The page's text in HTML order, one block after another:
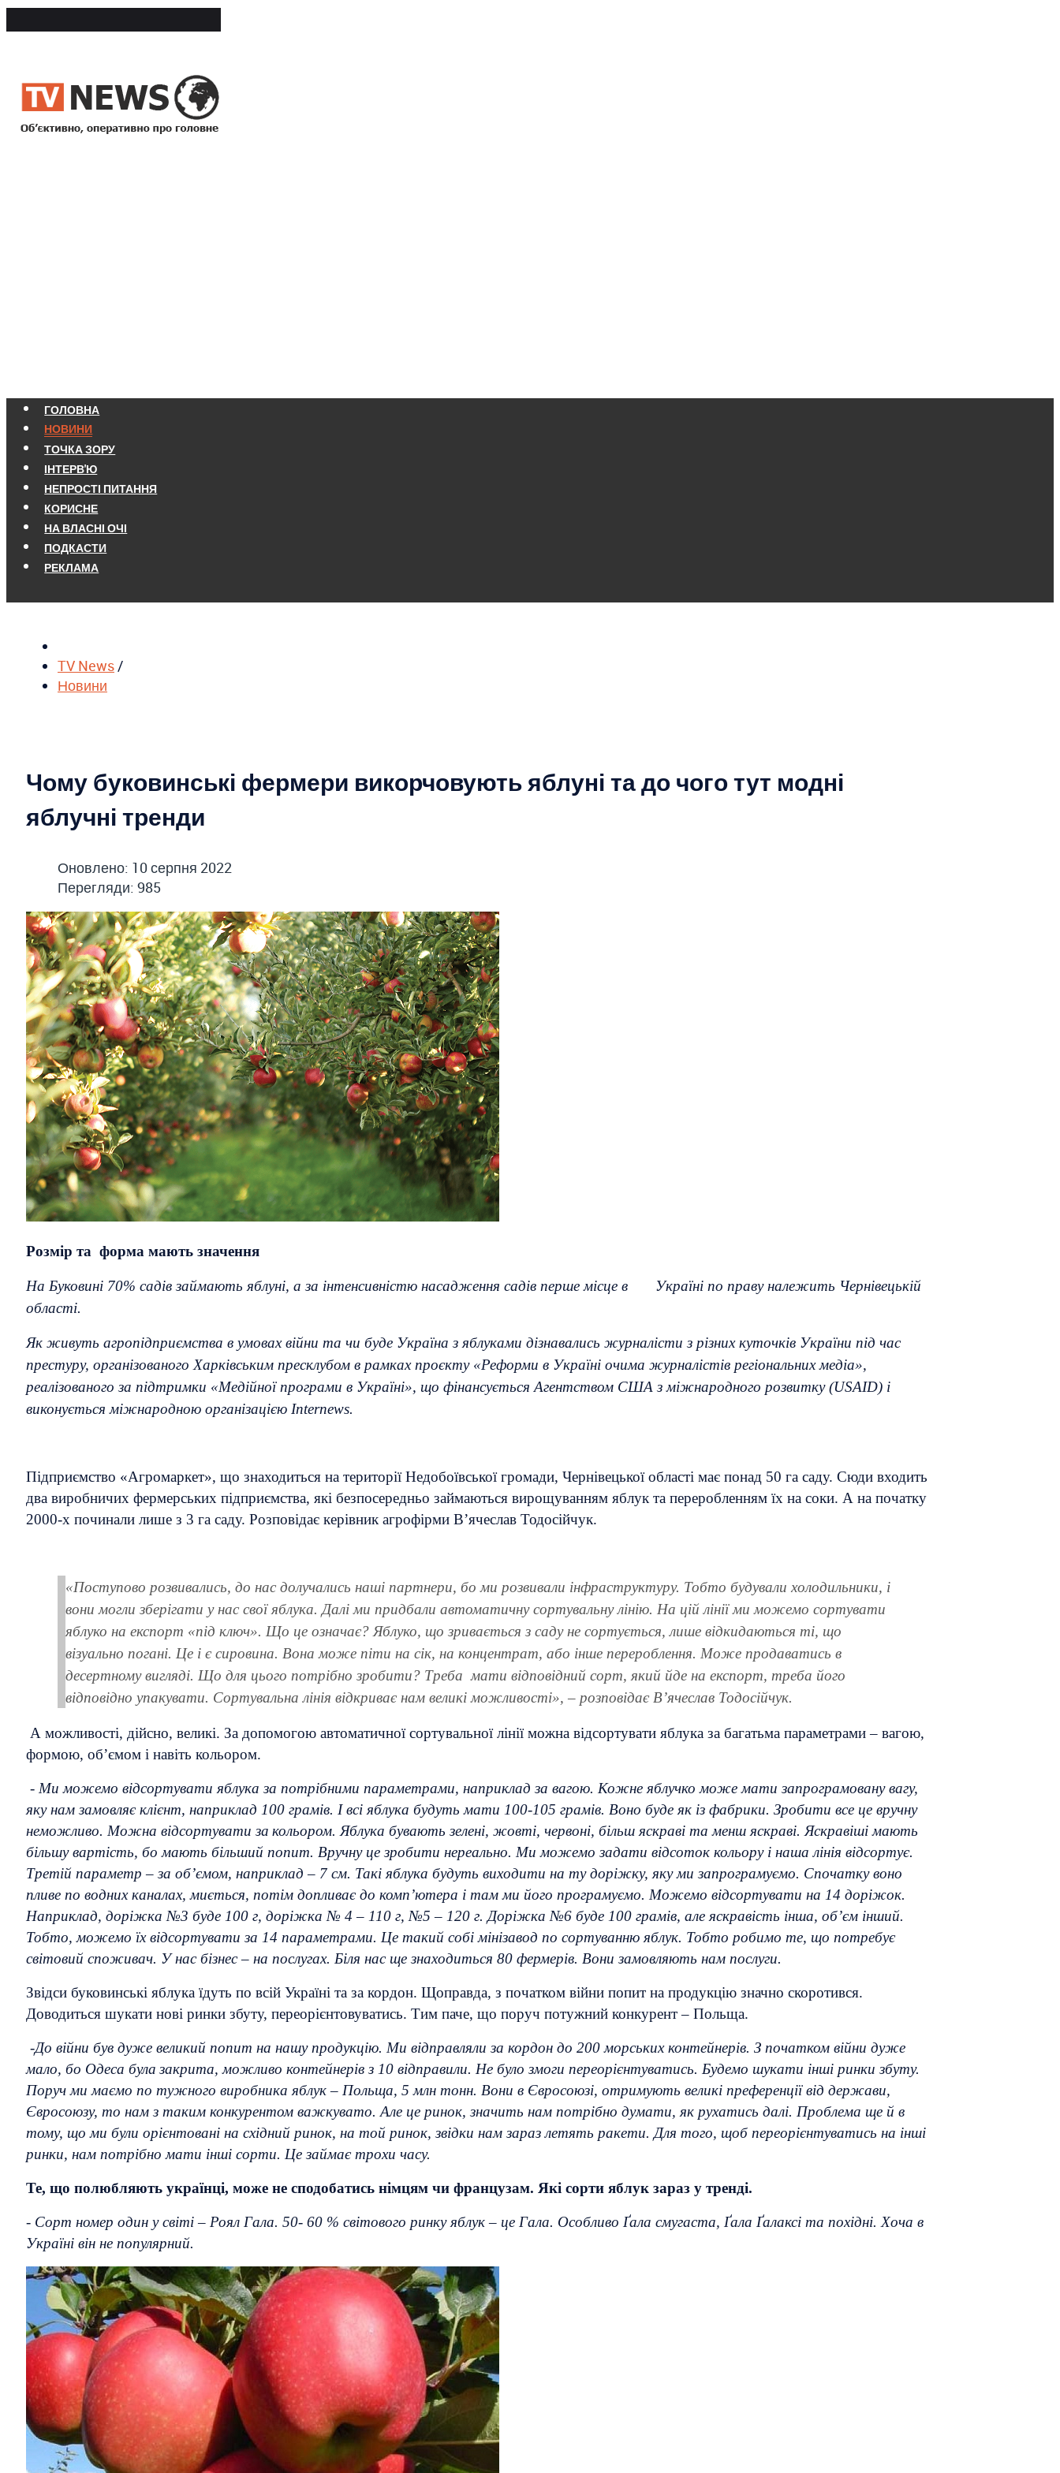
ГОЛОВНА
НОВИНИ
ТОЧКА ЗОРУ
ІНТЕРВ'Ю
НЕПРОСТІ ПИТАННЯ
КОРИСНЕ
НА ВЛАСНІ ОЧІ
ПОДКАСТИ
РЕКЛАМА
TV News /
Новини
Чому буковинські фермери викорчовують яблуні та до чого тут модні
яблучні тренди
Оновлено: 10 серпня 2022
Перегляди: 985
Розмір та форма мають значення
На Буковині 70% садів займають яблуні, а за інтенсивністю насадження садів перше місце в Україні по праву належить Чернівецькій
області.
Як живуть агропідприємства в умовах війни та чи буде Україна з яблуками дізнавались журналісти з різних куточків України під час
престуру, організованого Харківським пресклубом в рамках проєкту «Реформи в Україні очима журналістів регіональних медіа»,
реалізованого за підтримки «Медійної програми в Україні», що фінансується Агентством США з міжнародного розвитку (USAID) і
виконується міжнародною організацією Internews.
Підприємство «Агромаркет», що знаходиться на території Недобоївської громади, Чернівецької області має понад 50 га саду. Сюди входить
два виробничих фермерських підприємства, які безпосередньо займаються вирощуванням яблук та переробленням їх на соки. А на початку
2000-х починали лише з 3 га саду. Розповідає керівник агрофірми В’ячеслав Тодосійчук.
«Поступово розвивались, до нас долучались наші партнери, бо ми розвивали інфраструктуру. Тобто будували холодильники, і
вони могли зберігати у нас свої яблука. Далі ми придбали автоматичну сортувальну лінію. На цій лінії ми можемо сортувати
яблуко на експорт «під ключ». Що це означає? Яблуко, що зривається з саду не сортується, лише відкидаються ті, що
візуально погані. Це і є сировина. Вона може піти на сік, на концентрат, або інше перероблення. Може продаватись в
десертному вигляді. Що для цього потрібно зробити? Треба мати відповідний сорт, який йде на експорт, треба його
відповідно упакувати. Сортувальна лінія відкриває нам великі можливості», – розповідає В’ячеслав Тодосійчук.
А можливості, дійсно, великі. За допомогою автоматичної сортувальної лінії можна відсортувати яблука за багатьма параметрами – вагою,
формою, об’ємом і навіть кольором.
- Ми можемо відсортувати яблука за потрібними параметрами, наприклад за вагою. Кожне яблучко може мати запрограмовану вагу,
яку нам замовляє клієнт, наприклад 100 грамів. І всі яблука будуть мати 100-105 грамів. Воно буде як із фабрики. Зробити все це вручну
неможливо. Можна відсортувати за кольором. Яблука бувають зелені, жовті, червоні, більш яскраві та менш яскраві. Яскравіші мають
більшу вартість, бо мають більший попит. Вручну це зробити нереально. Ми можемо задати відсоток кольору і наша лінія відсортує.
Третій параметр – за об’ємом, наприклад – 7 см. Такі яблука будуть виходити на ту доріжку, яку ми запрограмуємо. Спочатку воно
пливе по водних каналах, миється, потім допливає до комп’ютера і там ми його програмуємо. Можемо відсортувати на 14 доріжок.
Наприклад, доріжка №3 буде 100 г, доріжка № 4 – 110 г, №5 – 120 г. Доріжка №6 буде 100 грамів, але яскравість інша, об’єм інший.
Тобто, можемо їх відсортувати за 14 параметрами. Це такий собі мінізавод по сортуванню яблук. Тобто робимо те, що потребує
світовий споживач. У нас бізнес – на послугах. Біля нас ще знаходиться 80 фермерів. Вони замовляють нам послуги.
Звідси буковинські яблука їдуть по всій Україні та за кордон. Щоправда, з початком війни попит на продукцію значно скоротився.
Доводиться шукати нові ринки збуту, переорієнтовуватись. Тим паче, що поруч потужний конкурент – Польща.
-До війни був дуже великий попит на нашу продукцію. Ми відправляли за кордон до 200 морських контейнерів. З початком війни дуже
мало, бо Одеса була закрита, можливо контейнерів з 10 відправили. Не було змоги переорієнтуватись. Будемо шукати інші ринки збуту.
Поруч ми маємо по тужного виробника яблук – Польща, 5 млн тонн. Вони в Євросоюзі, отримують великі преференції від держави,
Євросоюзу, то нам з таким конкурентом важкувато. Але це ринок, значить нам потрібно думати, як рухатись далі. Проблема ще й в
тому, що ми були орієнтовані на східний ринок, на той ринок, звідки нам зараз летять ракети. Для того, щоб переорієнтуватись на інші
ринки, нам потрібно мати інші сорти. Це займає трохи часу.
Те, що полюбляють українці, може не сподобатись німцям чи французам. Які сорти яблук зараз у тренді.
- Сорт номер один у світі – Роял Гала. 50- 60 % світового ринку яблук – це Гала. Особливо Ґала смугаста, Ґала Ґалаксі та похідні. Хоча в
Україні він не популярний.